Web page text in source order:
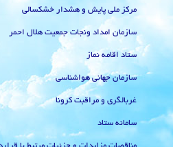
مرکز ملی پایش و هشدار خشکسالی
سازمان امداد ونجات جمعیت هلال احمر
ستاد اقامه نماز
سازمان جهانی هواشناسی
غربالگری و مراقبت کرونا
سامانه ستاد